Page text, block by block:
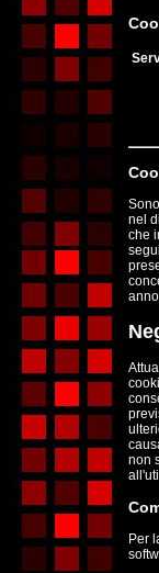
nel
che
non
Per